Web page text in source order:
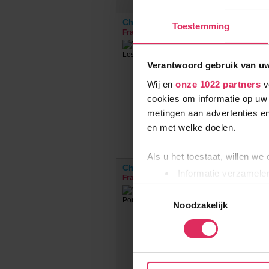
Toestemming
Verantwoord gebruik van
Wij en onze 1022 partners
cookies om informatie op
metingen aan advertenties
en met welke doelen.
Als u het toestaat, willen we
Informatie
Uw apparaat
Lees meer over hoe uw
toestemming op elk
social media te bieden en
Toestemmingsselectie
Noodzakelijk
Chalet Les Tournesols
Frankrijk
Chalet Vuargnes
Frankrijk